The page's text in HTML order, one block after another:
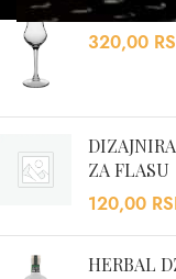
CASA
320,00
ZA FLASU
120,00
HERBAL